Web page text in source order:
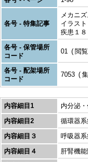
各号 - 特集記事
メカニ
イラス
疾患１８
各号 - 保管場所
コード
01 閲
各号 - 配架場所
コード
7053
内容細目1
内分泌
内容細目2
循環器
内容細目３
呼吸器
内容細目４
肝腎機